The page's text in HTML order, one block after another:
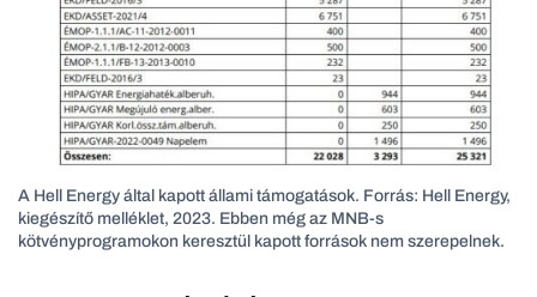
A Hell Energy által kapott állami támogatások. Forrás: Hell Energy,
kiegészítő melléklet, 2023. Ebben még az MNB-s
kötvényprogramokon keresztül kapott források nem szerepelnek.